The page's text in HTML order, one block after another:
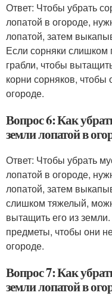
Ответ: Чтобы убрать
лопатой в огороде,
лопатой, затем
Если сорняки слишком
грабли, чтобы
корни сорняков, чтобы
огороде.
Вопрос 6: Как
земли лопатой в
Ответ: Чтобы убрать
лопатой в огороде,
лопатой, затем
слишком тяжелый,
вытащить его из
предметы, чтобы они
огороде.
Вопрос 7: Как
земли лопатой в